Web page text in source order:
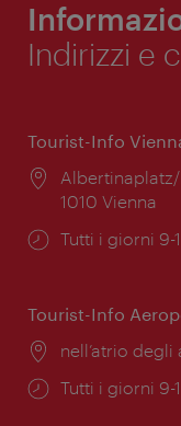
Indirizzi e
Tourist-Info
Posizione:
1010 Vienna
Orari
Tutti i giorni 9-
Tourist-Info
Posizione:
nell’atrio degli
Orari
Tutti i giorni 9-